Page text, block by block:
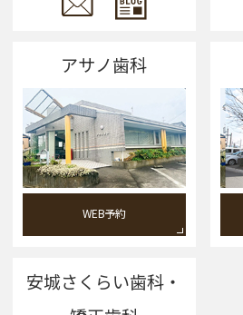
アサノ歯科
WEB予約
安城さくらい歯科・